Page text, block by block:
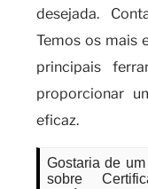
desejada.
Temos os mais
principais
proporcionar
eficaz.
Gostaria de
sobre